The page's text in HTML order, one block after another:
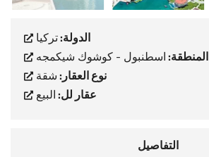
الدولة:تركيا
المنطقة:اسطنبول - كوشوك شيكمجه
نوع العقار:شقة
عقار لل:البيع
التفاصيل